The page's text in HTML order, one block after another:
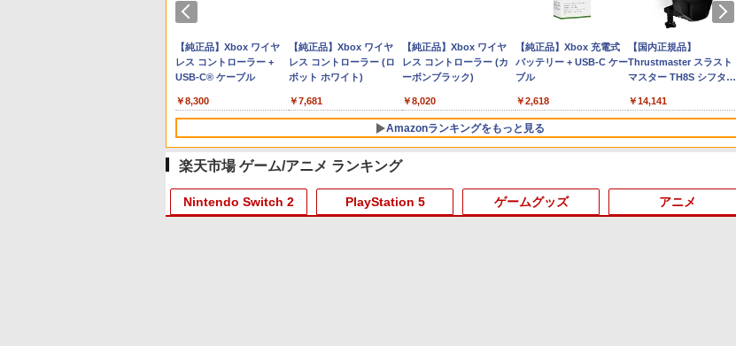
スプラトゥーン レイダー
ス|オンラインコード版
スプラトゥーン レイダー
ス -Switch2
Nintendo Switch 2(日本
語・国内専用)
ニンテンドープリペイド
番号 9000円|オンライン
コード版
￥9,000
ニンテンドープリペイド
番号 5000円|オンライン
コード版
￥5,000
PlayStation 5 デジタル・
エディション 日本語専用
Console Language:
2200B01)
￥55,000
Beast of Reincarnation -
PS5 【特典】プロダクト
コード 封入
￥7,286
【純正品】ディスクドラ
イブ(CFI-ZDD1J)
PlayStation 5
￥11,980
【純正品】DualSense ワ
イヤレスコントローラー
ミッドナイト ブラック
￥10,737
【純正品】DualSense ワ
イヤレスコントローラー
(CFI-ZCT2J)
￥10,737
【純正品】Xbox ワイヤ
レス コントローラー +
USB-C® ケーブル
￥8,300
【純正品】Xbox ワイヤ
レス コントローラー (ロ
ボット ホワイト)
￥7,681
【純正品】Xbox ワイヤ
レス コントローラー (カ
ーボンブラック)
￥8,020
【純正品】Xbox 充電式
バッテリー + USB-C ケー
ブル
￥2,618
【国内正規品】
Thrustmaster スラスト
マスター TH8S シフター
Pro、Xbox One、Xbox
Series X|S 対応の高精度
H パターン シフター
￥14,141
Amazonランキングをもっと見る
1 3 4
楽天市場 ゲーム/アニメ ランキング
Nintendo Switch 2 PlayStation 5 ゲームグッズ アニメ